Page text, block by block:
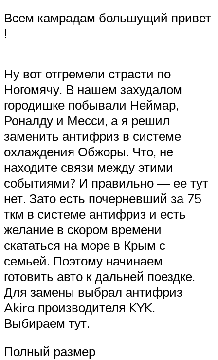
Всем камрадам большущий привет
!
Ну вот отгремели страсти по
Ногомячу. В нашем захудалом
городишке побывали Неймар,
Роналду и Месси, а я решил
заменить антифриз в системе
охлаждения Обжоры. Что, не
находите связи между этими
событиями? И правильно — ее тут
нет. Зато есть почерневший за 75
ткм в системе антифриз и есть
желание в скором времени
скататься на море в Крым с
семьей. Поэтому начинаем
готовить авто к дальней поездке.
Для замены выбрал антифриз
Akira производителя KYK.
Выбираем тут.
Полный размер